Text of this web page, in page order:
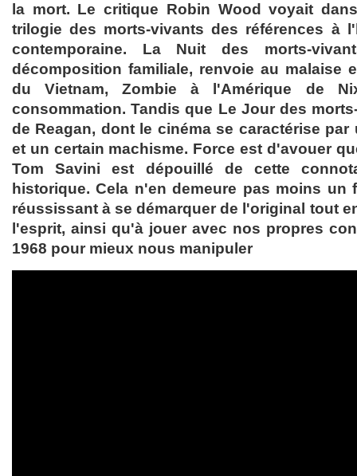
la mort. Le critique Robin Wood voyait
trilogie des morts-vivants des références à
contemporaine. La Nuit des morts-
décomposition familiale, renvoie au malaise
du Vietnam, Zombie à l'Amérique de
consommation. Tandis que Le Jour des
de Reagan, dont le cinéma se caractérise
et un certain machisme. Force est d'avouer
Tom Savini est dépouillé de cette
historique. Cela n'en demeure pas moins un
réussissant à se démarquer de l'original tout
l'esprit, ainsi qu'à jouer avec nos propres
1968 pour mieux nous manipuler